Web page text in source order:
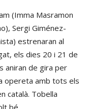
(Imma Masramon
Sergi Giménez-
estrenaran al
els dies 20 i 21 de
aniran de gira per
opereta amb tots els
català. Tobella
bé.